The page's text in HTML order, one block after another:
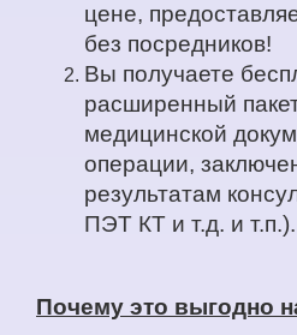
цене,
без посредников!
Вы получаете
расширенный
медицинской
операции,
результатам
ПЭТ КТ и т.д. и т.п.).
Почему это выгодно